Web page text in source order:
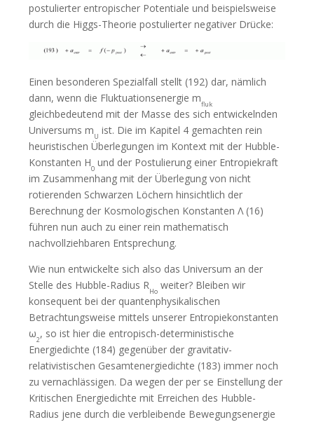
postulierter entropischer Potentiale und beispielsweise
durch die Higgs-Theorie postulierter negativer Drücke:
Einen besonderen Spezialfall stellt (192) dar, nämlich
dann, wenn die Fluktuationsenergie mfluk
gleichbedeutend mit der Masse des sich entwickelnden
Universums mU ist. Die im Kapitel 4 gemachten rein
heuristischen Überlegungen im Kontext mit der Hubble-
Konstanten H0 und der Postulierung einer Entropiekraft
im Zusammenhang mit der Überlegung von nicht
rotierenden Schwarzen Löchern hinsichtlich der
Berechnung der Kosmologischen Konstanten Λ (16)
führen nun auch zu einer rein mathematisch
nachvollziehbaren Entsprechung.
Wie nun entwickelte sich also das Universum an der
Stelle des Hubble-Radius RHo weiter? Bleiben wir
konsequent bei der quantenphysikalischen
Betrachtungsweise mittels unserer Entropiekonstanten
ω2, so ist hier die entropisch-deterministische
Energiedichte (184) gegenüber der gravitativ-
relativistischen Gesamtenergiedichte (183) immer noch
zu vernachlässigen. Da wegen der per se Einstellung der
Kritischen Energiedichte mit Erreichen des Hubble-
Radius jene durch die verbleibende Bewegungsenergie